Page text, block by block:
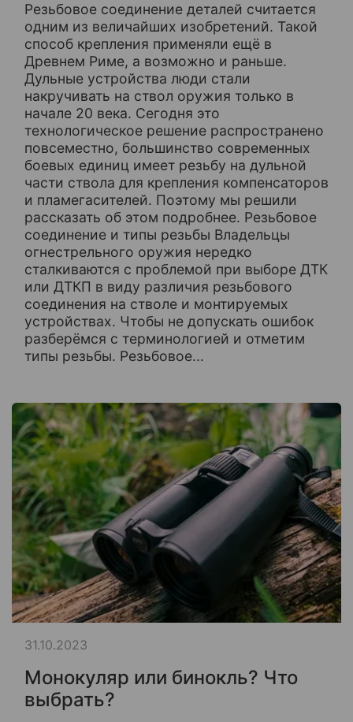
Резьбовое соединение деталей считается
одним из величайших изобретений. Такой
способ крепления применяли ещё в
Древнем Риме, а возможно и раньше.
Дульные устройства люди стали
накручивать на ствол оружия только в
начале 20 века. Сегодня это
технологическое решение распространено
повсеместно, большинство современных
боевых единиц имеет резьбу на дульной
части ствола для крепления компенсаторов
и пламегасителей. Поэтому мы решили
рассказать об этом подробнее. Резьбовое
соединение и типы резьбы Владельцы
огнестрельного оружия нередко
сталкиваются с проблемой при выборе ДТК
или ДТКП в виду различия резьбового
соединения на стволе и монтируемых
устройствах. Чтобы не допускать ошибок
разберёмся с терминологией и отметим
типы резьбы. Резьбовое...
Монокуляр или бинокль? Что
выбрать?
31.10.2023